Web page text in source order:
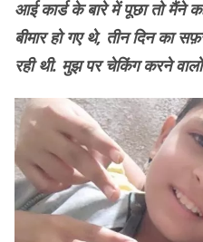
आई कार्ड के बारे में पूछा तो मैंने
बीमार हो गए थे, तीन दिन का
रही थी. मुझ पर चेकिंग करने